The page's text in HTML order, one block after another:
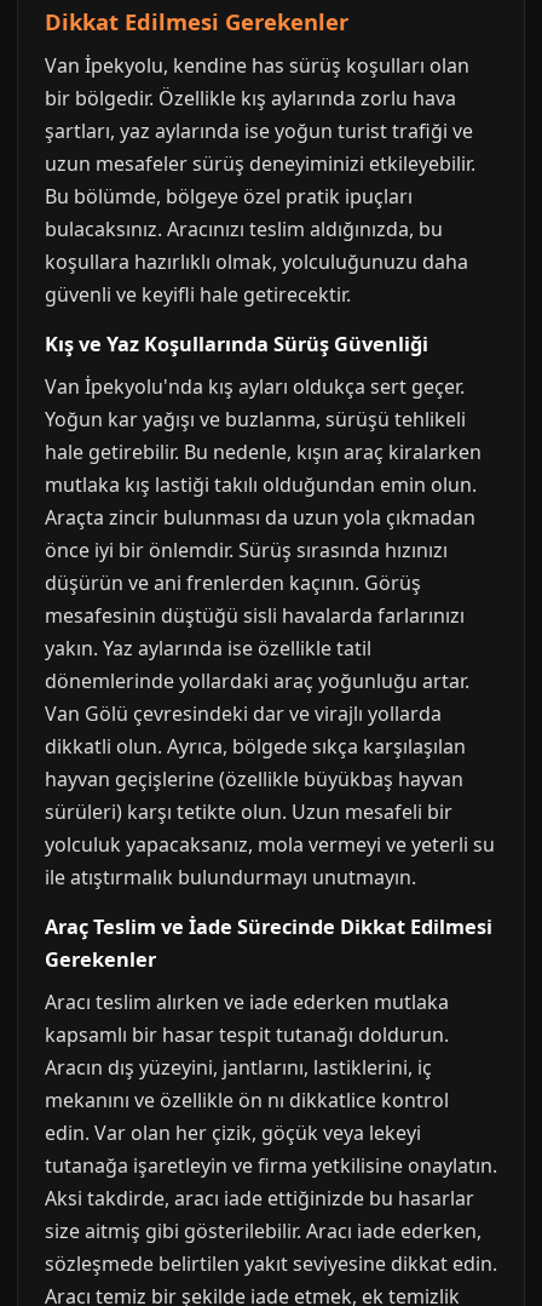
Dikkat Edilmesi Gerekenler
Van İpekyolu, kendine has sürüş koşulları olan
bir bölgedir. Özellikle kış aylarında zorlu hava
şartları, yaz aylarında ise yoğun turist trafiği ve
uzun mesafeler sürüş deneyiminizi etkileyebilir.
Bu bölümde, bölgeye özel pratik ipuçları
bulacaksınız. Aracınızı teslim aldığınızda, bu
koşullara hazırlıklı olmak, yolculuğunuzu daha
güvenli ve keyifli hale getirecektir.
Kış ve Yaz Koşullarında Sürüş Güvenliği
Van İpekyolu'nda kış ayları oldukça sert geçer.
Yoğun kar yağışı ve buzlanma, sürüşü tehlikeli
hale getirebilir. Bu nedenle, kışın araç kiralarken
mutlaka kış lastiği takılı olduğundan emin olun.
Araçta zincir bulunması da uzun yola çıkmadan
önce iyi bir önlemdir. Sürüş sırasında hızınızı
düşürün ve ani frenlerden kaçının. Görüş
mesafesinin düştüğü sisli havalarda farlarınızı
yakın. Yaz aylarında ise özellikle tatil
dönemlerinde yollardaki araç yoğunluğu artar.
Van Gölü çevresindeki dar ve virajlı yollarda
dikkatli olun. Ayrıca, bölgede sıkça karşılaşılan
hayvan geçişlerine (özellikle büyükbaş hayvan
sürüleri) karşı tetikte olun. Uzun mesafeli bir
yolculuk yapacaksanız, mola vermeyi ve yeterli su
ile atıştırmalık bulundurmayı unutmayın.
Araç Teslim ve İade Sürecinde Dikkat Edilmesi
Gerekenler
Aracı teslim alırken ve iade ederken mutlaka
kapsamlı bir hasar tespit tutanağı doldurun.
Aracın dış yüzeyini, jantlarını, lastiklerini, iç
mekanını ve özellikle ön nı dikkatlice kontrol
edin. Var olan her çizik, göçük veya lekeyi
tutanağa işaretleyin ve firma yetkilisine onaylatın.
Aksi takdirde, aracı iade ettiğinizde bu hasarlar
size aitmiş gibi gösterilebilir. Aracı iade ederken,
sözleşmede belirtilen yakıt seviyesine dikkat edin.
Aracı temiz bir şekilde iade etmek, ek temizlik